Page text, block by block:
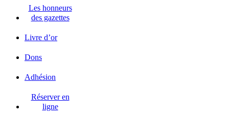
Les honneurs
des gazettes
Livre d’or
Dons
Adhésion
Réserver en
ligne